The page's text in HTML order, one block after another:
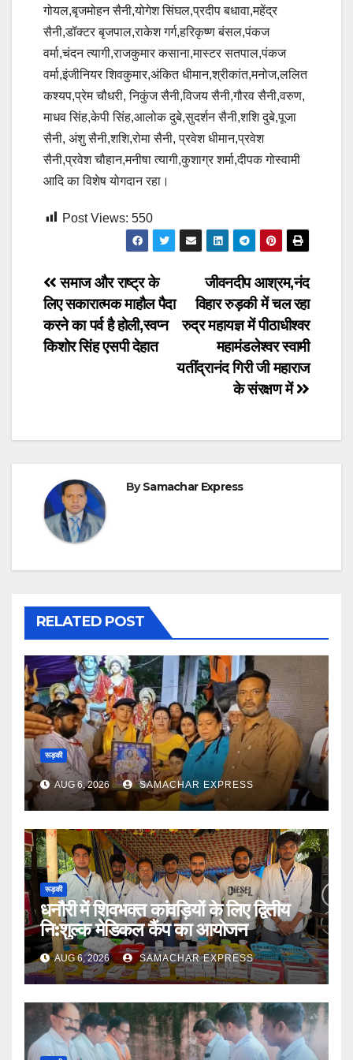
गोयल,बृजमोहन सैनी,योगेश सिंघल,प्रदीप बधावा,महेंद्र
सैनी,डॉक्टर बृजपाल,राकेश गर्ग,हरिकृष्ण बंसल,पंकज
वर्मा,चंदन त्यागी,राजकुमार कसाना,मास्टर सतपाल,पंकज
वर्मा,इंजीनियर शिवकुमार,अंकित धीमान,श्रीकांत,मनोज,ललित
कश्यप,प्रेम चौधरी, निकुंज सैनी,विजय सैनी,गौरव सैनी,वरुण,
माधव सिंह,केपी सिंह,आलोक दुबे,सुदर्शन सैनी,शशि दुबे,पूजा
सैनी, अंशु सैनी,शशि,रोमा सैनी, प्रवेश धीमान,प्रवेश
सैनी,प्रवेश चौहान,मनीषा त्यागी,कुशाग्र शर्मा,दीपक गोस्वामी
आदि का विशेष योगदान रहा।
Post Views: 550
Post
navigation
जीवनदीप आश्रम,नंद
विहार रुड़की में चल रहा
रुद्र महायज्ञ में पीठाधीश्वर
महामंडलेश्वर स्वामी
यतींद्रानंद गिरी जी महाराज
के संरक्षण में
समाज और राष्ट्र के
लिए सकारात्मक माहौल पैदा
करने का पर्व है होली,स्वप्न
किशोर सिंह एसपी देहात
BySamachar Express
RELATED POST
रूड़की
AUG 6, 2026 SAMACHAR EXPRESS
रूड़की
धनौरी में शिवभक्त कांवड़ियों के लिए द्वितीय
नि:शुल्क मेडिकल कैंप का आयोजन
AUG 6, 2026 SAMACHAR EXPRESS